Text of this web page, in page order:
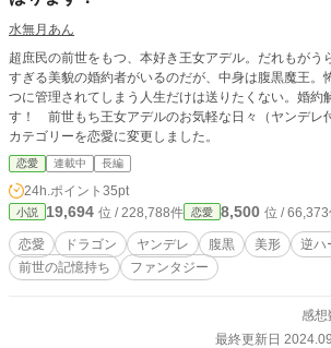
水無月あん
超庶民の前世をもつ、本好き王女アデル。だれもがう
すぎる美貌の婚約者がいるのだが、中身は腹黒魔王。
つに管理されてしまう人生だけは送りたくない。婚約
す！ 前世もち王女アデルのお気軽な日々（ヤンデレ付
カテゴリーを恋愛に変更しました。
恋愛 連載中 長編
24h.ポイント 35pt
小説 19,694 位 / 228,788件 恋愛 8,500 位 /
恋愛 ドラゴン ヤンデレ 腹黒 美形 逆ハ
前世の記憶持ち
ファンタジー
感想
最終更新日